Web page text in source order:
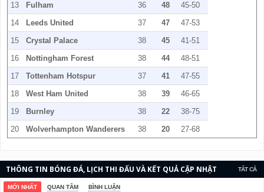
13
Fulham 36 48
45-50
14
Leeds United 37 47
47-53
15
Crystal Palace 38 45
41-51
16
Nottingham Forest 38 44
48-51
17
Tottenham Hotspur 37 41
47-55
18
West Ham United 38 39
46-65
19
Burnley 38 22
38-75
20
Wolverhampton Wanderers 38 20 27-68
TẤT CẢ
THÔNG TIN BÓNG ĐÁ, LỊCH THI ĐẤU VÀ KẾT QUẢ CẬP NHẬT
LIÊN TỤC.
MỚI NHẤT QUAN TÂM BÌNH LUẬN